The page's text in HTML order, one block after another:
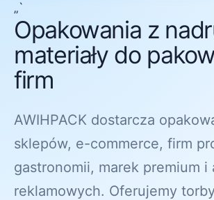
„`
Opakowania z
materiały do
firm
AWIHPACK dostarcza
sklepów, e-commerce, firm
gastronomii, marek premium i
reklamowych. Oferujemy